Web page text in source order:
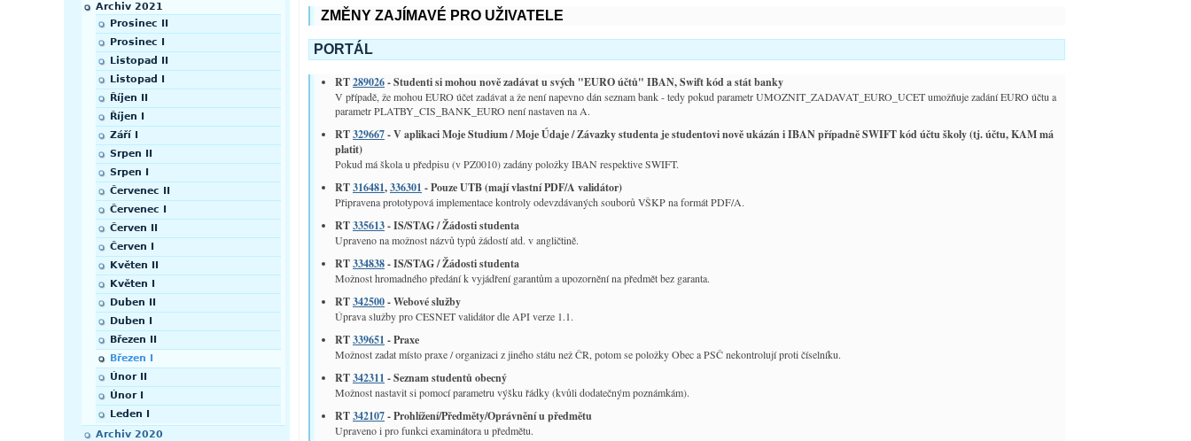
Archiv 2021
Prosinec II
Prosinec I
Listopad II
Listopad I
Říjen II
Říjen I
Září I
Srpen II
Srpen I
Červenec II
Červenec I
Červen II
Červen I
Květen II
Květen I
Duben II
Duben I
Březen II
Březen I
Únor II
Únor I
Leden I
Archiv 2020
ZMĚNY ZAJÍMAVÉ PRO UŽIVATELE
PORTÁL
RT289026- Studenti si mohou nově zadávat u svých "EURO účtů" IBAN, Swift kód a stát banky
V případě, že mohou EURO účet zadávat a že není napevno dán seznam bank - tedy pokud parametr UMOZNIT_ZADAVAT_EURO_UCET umožňuje zadání EURO účtu a
parametr PLATBY_CIS_BANK_EURO není nastaven na A.
RT329667- V aplikaci Moje Studium / Moje Údaje / Závazky studenta je studentovi nově ukázán i IBAN případně SWIFT kód účtu školy (tj. účtu, KAM má
platit)
Pokud má škola u předpisu (v PZ0010) zadány položky IBAN respektive SWIFT.
RT316481,336301 - Pouze UTB (mají vlastní PDF/A validátor)
Připravena prototypová implementace kontroly odevzdávaných souborů VŠKP na formát PDF/A.
RT335613- IS/STAG / Žádosti studenta
Upraveno na možnost názvů typů žádostí atd. v angličtině.
RT334838- IS/STAG / Žádosti studenta
Možnost hromadného předání k vyjádření garantům a upozornění na předmět bez garanta.
RT342500- Webové služby
Úprava služby pro CESNET validátor dle API verze 1.1.
RT339651 - Praxe
Možnost zadat místo praxe / organizaci z jiného státu než ČR, potom se položky Obec a PSČ nekontrolují proti číselníku.
RT342311 - Seznam studentů obecný
Možnost nastavit si pomocí parametru výšku řádky (kvůli dodatečným poznámkám).
RT342107- Prohlížení/Předměty/Oprávnění u předmětu
Upraveno i pro funkci examinátora u předmětu.